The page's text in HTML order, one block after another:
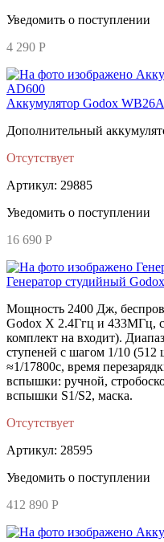
Уведомить о поступлении
4 290 Р
Аккумулятор Godox
Дополнительный
Отсутствует
Артикул: 29885
Уведомить о поступлении
16 690 Р
Генератор студийный
Мощность 2400 Дж,
Godox X 2.4Ггц и 433МГц,
комплект на входит).
ступеней с шагом 1/10 (512
≈1/17800с, время
вспышки: ручной,
вспышки S1/S2, маска.
Отсутствует
Артикул: 28595
Уведомить о поступлении
412 890 Р